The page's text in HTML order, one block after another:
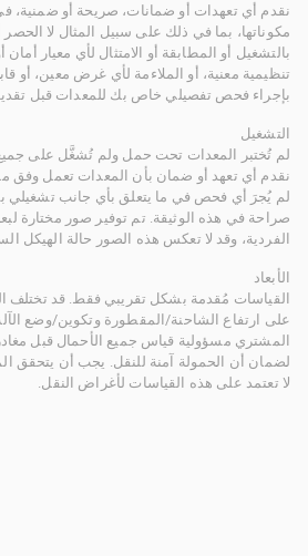
نقدم أي تعهدات أو ضمانات، صريحة أو ضمنية،
مكوناتها، بما في ذلك على سبيل المثال لا
بالتشغيل أو المطابقة أو الامتثال لأي معيار
تنظيمية معنية، أو الملاءمة لأي غرض معين، أو
بإجراء فحص تفصيلي خاص بك للمعدات قبل
التشغيل
لم تُختبر المعدات تحت حمل ولم تُشغَّل على
نقدم أي تعهد أو ضمان بأن المعدات تعمل وفق
لم يُجرَ أي فحص في ما يتعلق بأي جانب تشغيلي
صراحة في هذه الوثيقة. تم توفير صور مختارة
الفردية، وقد لا تعكس هذه الصور حالة الهيكل
الأبعاد
القياسات مُقدمة بشكل تقريبي فقط. قد تختلف
على ارتفاع الشاحنة/المقطورة وتكوين/وضع
المشتري مسؤولية قياس جميع الأحمال قبل
لضمان أن الحمولة آمنة للنقل. يجب أن يتحقق
لا تعتمد على هذه القياسات لأغراض النقل.